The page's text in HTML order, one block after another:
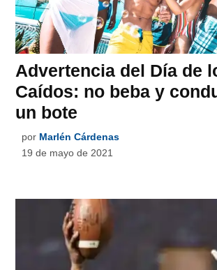
Advertencia del Día de
Caídos: no beba y
un bote
por Marlén Cárdenas
19 de mayo de 2021